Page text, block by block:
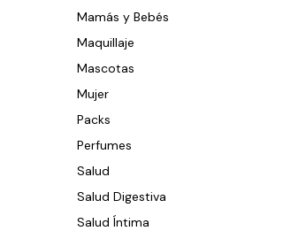
Mamás y Bebés
Maquillaje
Mascotas
Mujer
Packs
Perfumes
Salud
Salud Digestiva
Salud Íntima